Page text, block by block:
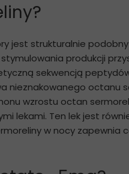
jest strukturalnie
produkcji
sekwencją
nieznakowanego
wzrostu octan
lekami. Ten lek jest
w nocy